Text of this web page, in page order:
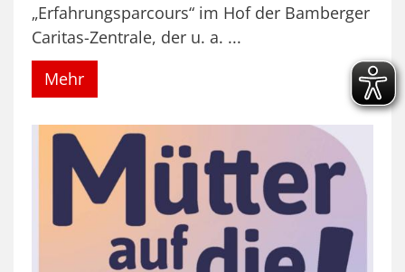
„Erfahrungsparcours“ im Hof der Bamberger
Caritas-Zentrale, der u. a. ...
Mehr